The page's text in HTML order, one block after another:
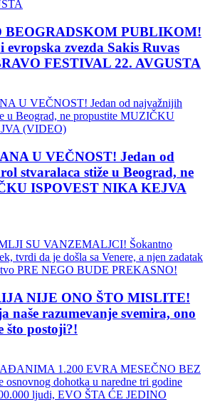
BEOGRADSKOM PUBLIKOM!
zvezda Sakis Ruvas
FESTIVAL 22. AVGUSTA
U VEČNOST! Jedan od
stvaralaca stiže u Beograd, ne
ISPOVEST NIKA KEJVA
NIJE ONO ŠTO MISLITE!
naše razumevanje svemira, ono
što postoji?!